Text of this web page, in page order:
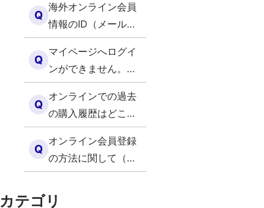
Q
海外オンライン会員
情報のID（メールア
ドレス）を忘れてし
まいました。（海
外）
Q
マイページへログイ
ンができません。考
えられる原因を教え
てください。（海
外）
Q
オンラインでの過去
の購入履歴はどこで
確認できますか？
（海外）
Q
オンライン会員登録
の方法に関して（海
外）
カテゴリ